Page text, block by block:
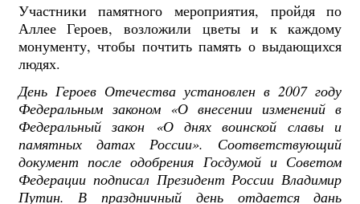
Участники памятного мероприятия, пройдя по
Аллее Героев, возложили цветы и к каждому
монументу, чтобы почтить память о выдающихся
людях.
День Героев Отечества установлен в 2007 году
Федеральным законом «О внесении изменений в
Федеральный закон «О днях воинской славы и
памятных датах России». Соответствующий
документ после одобрения Госдумой и Советом
Федерации подписал Президент России Владимир
Путин. В праздничный день отдается дань